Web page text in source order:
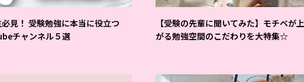
見！ 受験勉強に本当に役立つ
チャンネル５選
【受験の先輩に聞いてみた】モチベが上
がる勉強空間のこだわりを大特集☆